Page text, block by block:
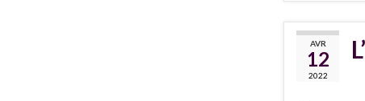
AVR
12
2022